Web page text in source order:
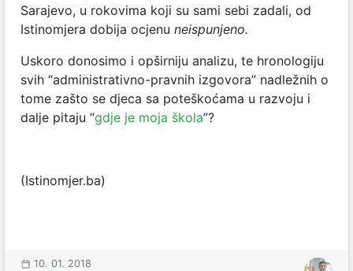
Sarajevo, u rokovima koji su sami sebi zadali, od
Istinomjera dobija ocjenu neispunjeno.
Uskoro donosimo i opširniju analizu, te hronologiju
svih “administrativno-pravnih izgovora” nadležnih o
tome zašto se djeca sa poteškoćama u razvoju i
dalje pitaju “gdje je moja škola”?
(Istinomjer.ba)
10. 01. 2018